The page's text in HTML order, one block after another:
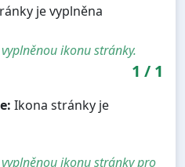
je vyplněna
ikonu stránky.
1 / 1
Ikona stránky je
ikonu stránky pro